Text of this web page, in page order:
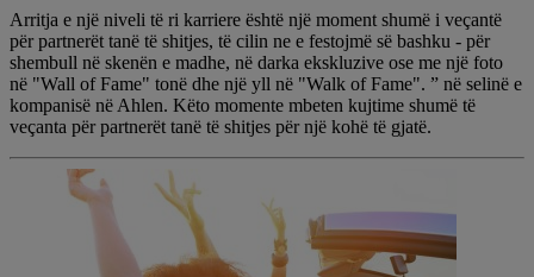
Arritja e një niveli të ri karriere është një moment shumë i veçantë
për partnerët tanë të shitjes, të cilin ne e festojmë së bashku - për
shembull në skenën e madhe, në darka ekskluzive ose me një foto
në "Wall of Fame" tonë dhe një yll në "Walk of Fame". ” në selinë e
kompanisë në Ahlen. Këto momente mbeten kujtime shumë të
veçanta për partnerët tanë të shitjes për një kohë të gjatë.